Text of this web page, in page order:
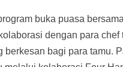
buka puasa
dengan para
berkesan bagi para tamu.